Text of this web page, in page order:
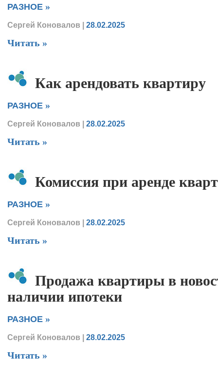
РАЗНОЕ »
Сергей Коновалов | 28.02.2025
Читать »
Как арендовать квартиру
РАЗНОЕ »
Сергей Коновалов | 28.02.2025
Читать »
Комиссия при аренде
РАЗНОЕ »
Сергей Коновалов | 28.02.2025
Читать »
Продажа квартиры в
наличии ипотеки
РАЗНОЕ »
Сергей Коновалов | 28.02.2025
Читать »